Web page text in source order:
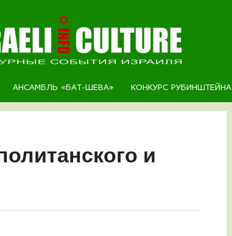
АНСАМБЛЬ «БАТ-ШЕВА» КОНКУРС РУБИНШТЕЙНА
и